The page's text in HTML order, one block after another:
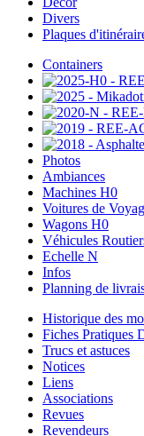
Divers
Plaques
Containers
Photos
Ambiances
Machines H0
Voitures de
Wagons H0
Véhicules
Echelle N
Infos
Planning de
Historique des
Fiches Pratiques
Trucs et astuces
Notices
Liens
Associations
Revues
Revendeurs